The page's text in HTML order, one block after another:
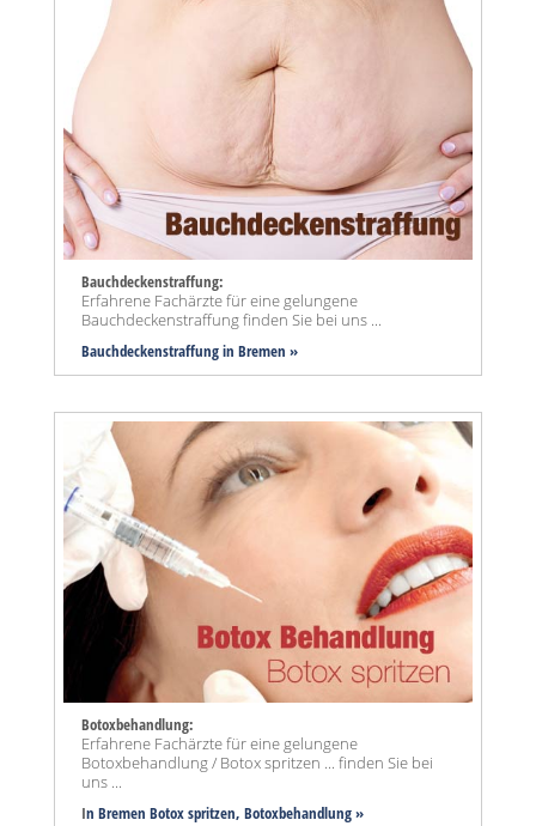
Bauchdeckenstraffung:
Erfahrene Fachärzte für eine gelungene
Bauchdeckenstraffung finden Sie bei uns ...
Bauchdeckenstraffungin Bremen »
Botoxbehandlung:
Erfahrene Fachärzte für eine gelungene
Botoxbehandlung / Botox spritzen ... finden Sie bei
uns ...
In Bremen Botox spritzen, Botoxbehandlung »